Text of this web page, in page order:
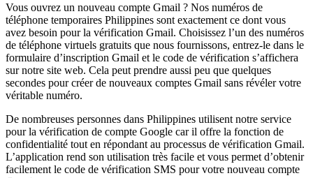
Vous ouvrez un nouveau compte Gmail ? Nos numéros de
téléphone temporaires Philippines sont exactement ce dont vous
avez besoin pour la vérification Gmail. Choisissez l’un des numéros
de téléphone virtuels gratuits que nous fournissons, entrez-le dans le
formulaire d’inscription Gmail et le code de vérification s’affichera
sur notre site web. Cela peut prendre aussi peu que quelques
secondes pour créer de nouveaux comptes Gmail sans révéler votre
véritable numéro.
De nombreuses personnes dans Philippines utilisent notre service
pour la vérification de compte Google car il offre la fonction de
confidentialité tout en répondant au processus de vérification Gmail.
L’application rend son utilisation très facile et vous permet d’obtenir
facilement le code de vérification SMS pour votre nouveau compte